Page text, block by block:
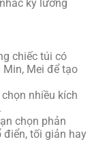
kỹ lưỡng
chiếc túi có
Mei để tạo
nhiều kích
chọn phản
điển, tối giản hay